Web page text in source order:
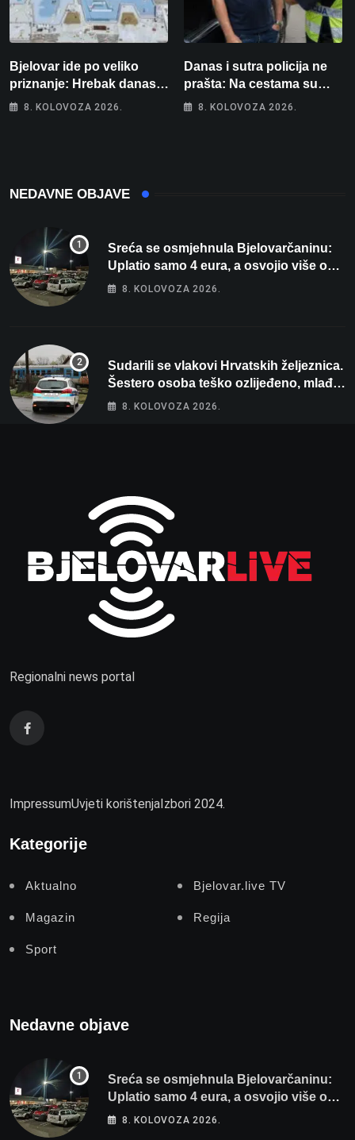
Bjelovar ide po veliko
priznanje: Hrebak danas u
Parizu predstavlja
8. KOLOVOZA 2026.
Danas i sutra policija ne
prašta: Na cestama su
posebno na meti ovi
8. KOLOVOZA 2026.
NEDAVNE OBJAVE
Sreća se osmjehnula Bjelovarčaninu:
Uplatio samo 4 eura, a osvojio više od
80 tisuća eura
8. KOLOVOZA 2026.
Sudarili se vlakovi Hrvatskih željeznica.
Šestero osoba teško ozlijeđeno, mlađa
žena na intenzivnoj
8. KOLOVOZA 2026.
Regionalni news portal
ImpressumUvjeti korištenjaIzbori 2024.
Kategorije
Aktualno Bjelovar.live TV
Magazin Regija
Sport
Nedavne objave
Sreća se osmjehnula Bjelovarčaninu:
Uplatio samo 4 eura, a osvojio više od
80 tisuća eura
8. KOLOVOZA 2026.